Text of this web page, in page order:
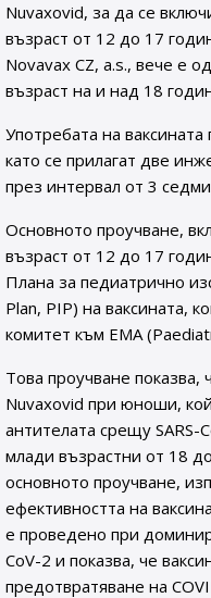
Nuvaxovid, за да се
възраст от 12 до 17
Novavax CZ, a.s., вече е
възраст на и над 18
Употребата на
като се прилагат две
през интервал от 3
Основното проучване,
възраст от 12 до 17
Плана за педиатрично
Plan, PIP) на ваксината,
комитет към EMA
Това проучване показва,
Nuvaxovid при юноши,
антителата срещу SARS-
млади възрастни от 18
основното проучване,
ефективността на
е проведено при
CoV-2 и показва, че
предотвратяване на